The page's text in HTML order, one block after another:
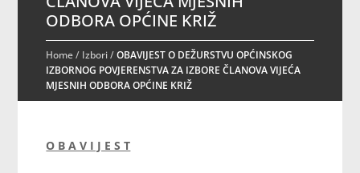
ODBORA OPĆINE KRIŽ
Home/ Izbori/OBAVIJEST O DEŽURSTVU OPĆINSKOG
IZBORNOG POVJERENSTVA ZA IZBORE ČLANOVA VIJEĆA
MJESNIH ODBORA OPĆINE KRIŽ
O B A V I J E S T